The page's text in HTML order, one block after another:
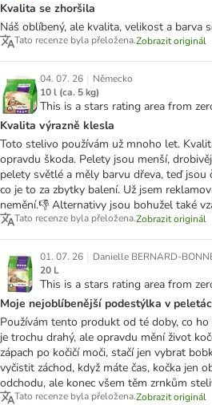
Kvalita se zhoršila
Náš oblíbený, ale kvalita, velikost a barva
Tato recenze byla přeložena.Zobrazit originál
04. 07. 26 | Německo
10 l (ca. 5 kg)
This is a stars rating area from
Kvalita výrazně klesla
Toto stelivo používám už mnoho let.
opravdu škoda. Pelety jsou menší,
pelety světlé a měly barvu dřeva, teď jsou
co je to za zbytky balení. Už jsem
nemění.👎 Alternativy jsou bohužel také
Tato recenze byla přeložena.Zobrazit originál
01. 07. 26 | Danielle BERNARD-
20 L
This is a stars rating area from
Moje nejoblíbenější podestýlka v
Používám tento produkt od té doby, co ho
je trochu drahý, ale opravdu mění život
zápach po kočičí moči, stačí jen vybrat
vyčistit záchod, když máte čas, kočka jen
odchodu, ale konec všem těm zrnkům
Tato recenze byla přeložena.Zobrazit originál